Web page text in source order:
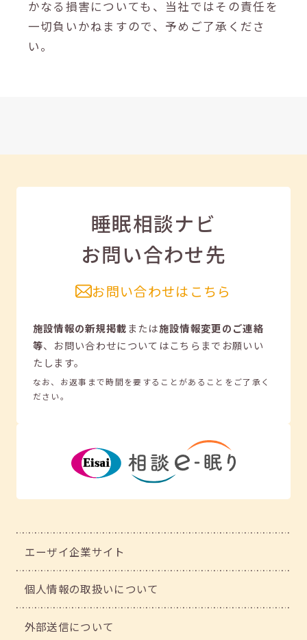
かなる損害についても、当社ではその責任を
一切負いかねますので、予めご了承くださ
い。
睡眠相談ナビ
お問い合わせ先
お問い合わせはこちら
施設情報の新規掲載または施設情報変更のご連絡
等、 お問い合わせについてはこちらまでお願いい
たします。
なお、お返事まで時間を要することがあることをご了承く
ださい。
エーザイ企業サイト
個人情報の取扱いについて
外部送信について